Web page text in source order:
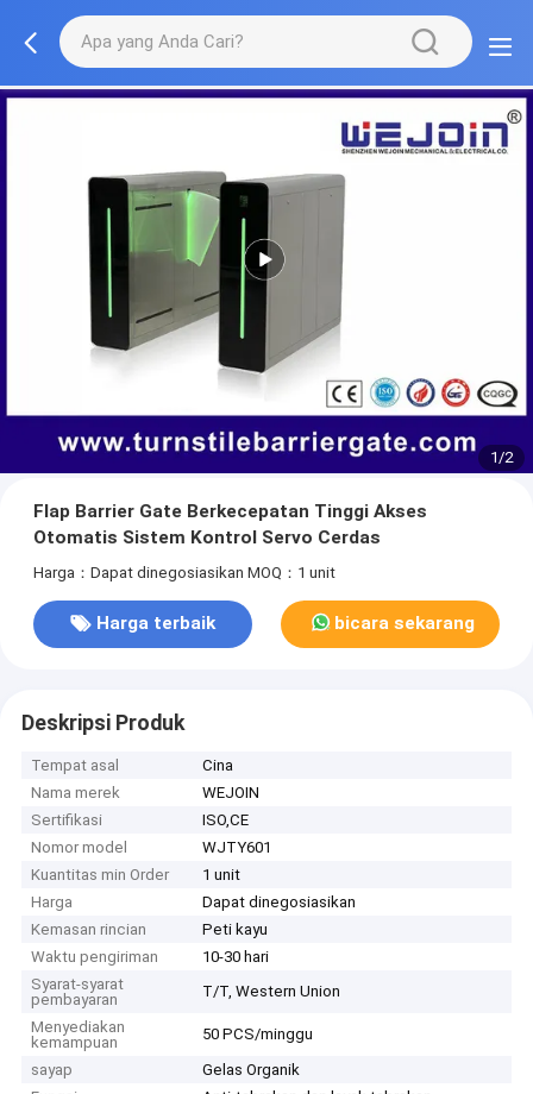
1/2
Flap Barrier Gate Berkecepatan Tinggi Akses
Otomatis Sistem Kontrol Servo Cerdas
Harga：Dapat dinegosiasikan MOQ：1 unit
Harga terbaik bicara sekarang
Deskripsi Produk
Tempat asal
Cina
Nama merek
WEJOIN
Sertifikasi
ISO,CE
Nomor model
WJTY601
Kuantitas min Order
1 unit
Harga
Dapat dinegosiasikan
Kemasan rincian
Peti kayu
Waktu pengiriman
10-30 hari
Syarat-syarat
pembayaran
T/T, Western Union
Menyediakan
kemampuan
50 PCS/minggu
sayap
Gelas Organik